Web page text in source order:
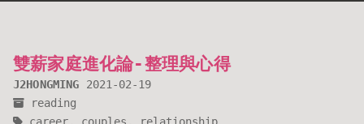
雙薪家庭進化論-整理與心得
J2HONGMING
2021-02-19
reading